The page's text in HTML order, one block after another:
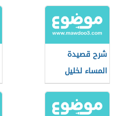
شرح قصيدة
المساء لخليل
مطران